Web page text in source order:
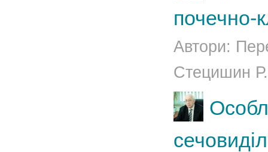
почечно-
Автори:
Стецишин